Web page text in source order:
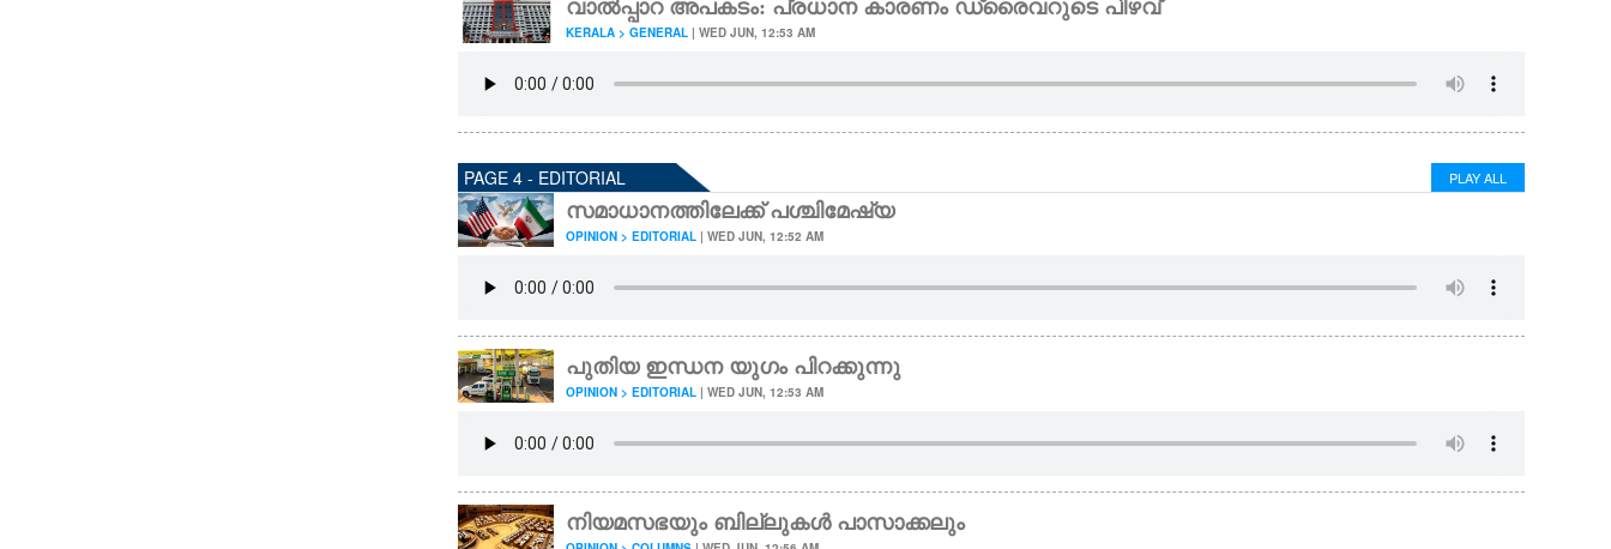
വാൽപ്പാറ അപകടം: പ്രധാന കാരണം ഡ്രൈവറുടെ പിഴവ്
KERALA > GENERAL| WED JUN, 12:53 AM
PAGE 4 - EDITORIAL PLAY ALL
സമാധാനത്തിലേക്ക് പശ്ചിമേഷ്യ
OPINION > EDITORIAL| WED JUN, 12:52 AM
പുതിയ ഇന്ധന യുഗം പിറക്കുന്നു
OPINION > EDITORIAL| WED JUN, 12:53 AM
നിയമസഭയും ബില്ലുകൾ പാസാക്കലും